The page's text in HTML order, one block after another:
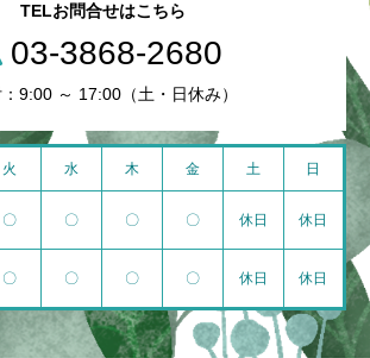
TELお問合せはこちら
03-3868-2680
9:00 ～ 17:00（土・日休み）
火 水 木 金 土 日
〇 〇 〇 〇 休日 休日
〇 〇 〇 〇 休日 休日